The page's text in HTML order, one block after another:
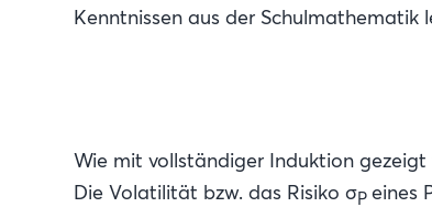
Kenntnissen aus der
Wie mit vollständiger Induktion
Die Volatilität bzw. das Risiko σP eines